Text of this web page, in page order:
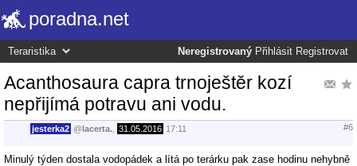
poradna.net
Neregistrovaný Přihlásit Registrovat
Acanthosaura capra trnoještěr kozí
nepřijímá potravu ani vodu.
jesterka2 @lacerta. 31.05.2016 17:11 #6
Minulý týden dostala vodopádek a lítá po terárku pak zase hodinu nehybně